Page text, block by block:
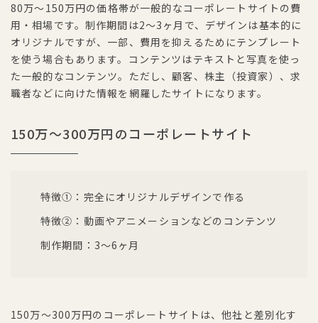
80万〜150万円の価格帯が一般的なコーポレートサイトの費
用・相場です。制作期間は2〜3ヶ月で、デザインは基本的に
オリジナルですが、一部、費用を抑えるためにテンプレート
を使う場合もあります。コンテンツはテキストと写真を使っ
た一般的なコンテンツ。ただし、顧客、株主（投資家）、求
職者などに向けた情報を網羅したサイトになります。
150万〜300万円のコーポレートサイト
特徴①：完全にオリジナルデザインで作る
特徴②：動画やアニメーションなどのコンテンツ
制作期間：3〜6ヶ月
150万〜300万円のコーポレートサイトは、他社と差別化す